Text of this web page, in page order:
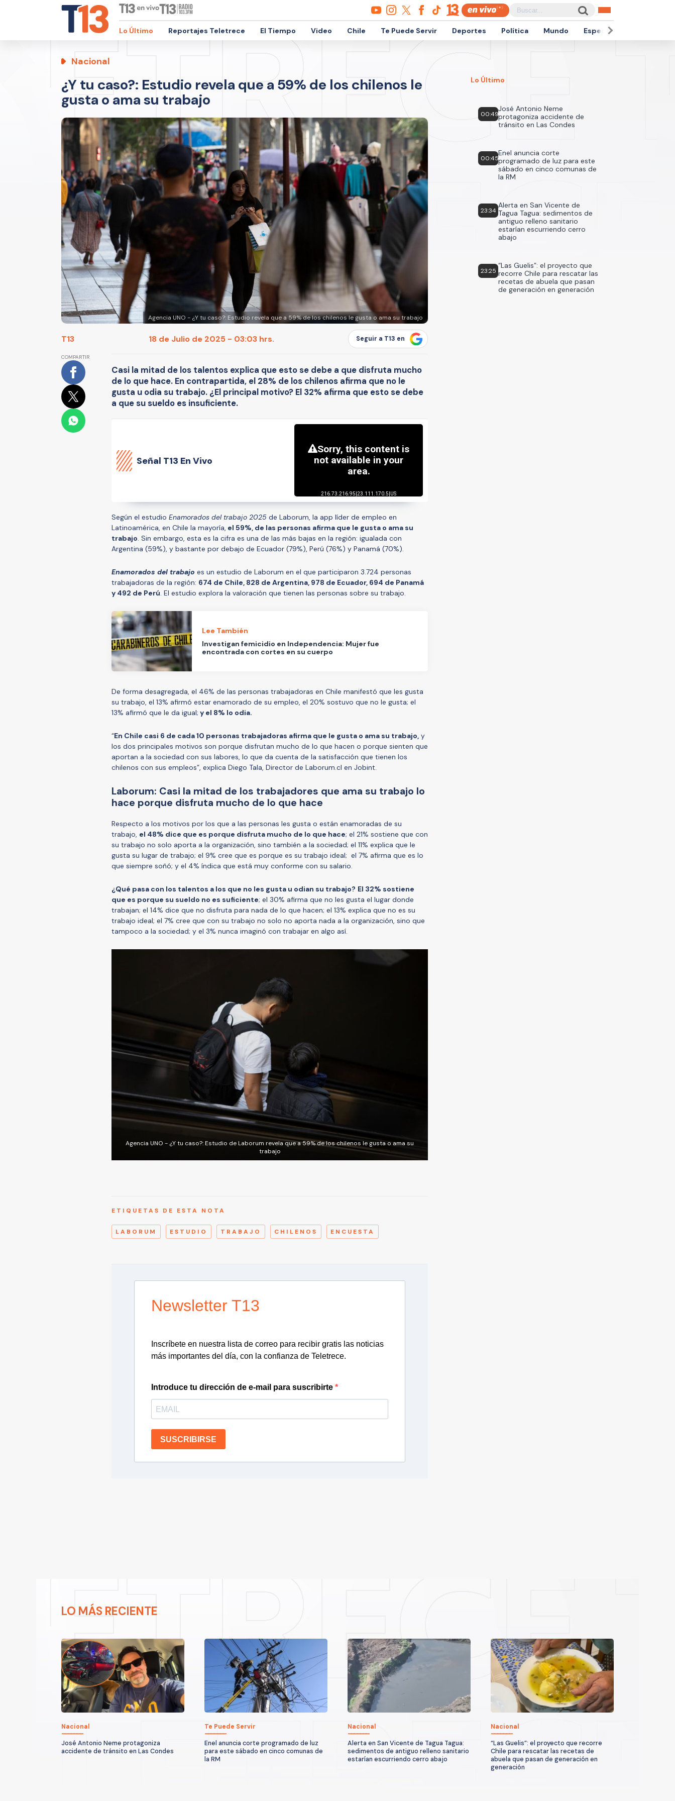
Lo Último Reportajes Teletrece El Tiempo Video Chile Te Puede Servir Deportes Política Mundo Espectáculos
Nacional
¿Y tu caso?: Estudio revela que a 59% de los chilenos le
gusta o ama su trabajo
Agencia UNO - ¿Y tu caso?: Estudio revela que a 59% de los chilenos le gusta o ama su trabajo
T13 18 de Julio de 2025 - 03:03 hrs. Seguir a T13 en
COMPARTIR
Casi la mitad de los talentos explica que esto se debe a que disfruta mucho
de lo que hace. En contrapartida, el 28% de los chilenos afirma que no le
gusta u odia su trabajo. ¿El principal motivo? El 32% afirma que esto se debe
a que su sueldo es insuficiente.
Señal T13 En Vivo
Según el estudio Enamorados del trabajo 2025 de Laborum, la app líder de empleo en
Latinoamérica, en Chile la mayoría, el 59%, de las personas afirma que le gusta o ama su
trabajo. Sin embargo, esta es la cifra es una de las más bajas en la región: igualada con
Argentina (59%), y bastante por debajo de Ecuador (79%), Perú (76%) y Panamá (70%).
Enamorados del trabajo es un estudio de Laborum en el que participaron 3.724 personas
trabajadoras de la región: 674 de Chile, 828 de Argentina, 978 de Ecuador, 694 de Panamá
y 492 de Perú. El estudio explora la valoración que tienen las personas sobre su trabajo.
Lee También
Investigan femicidio en Independencia: Mujer fue
encontrada con cortes en su cuerpo
De forma desagregada, el 46% de las personas trabajadoras en Chile manifestó que les gusta
su trabajo, el 13% afirmó estar enamorado de su empleo, el 20% sostuvo que no le gusta; el
13% afirmó que le da igual; y el 8% lo odia.
“En Chile casi 6 de cada 10 personas trabajadoras afirma que le gusta o ama su trabajo, y
los dos principales motivos son porque disfrutan mucho de lo que hacen o porque sienten que
aportan a la sociedad con sus labores, lo que da cuenta de la satisfacción que tienen los
chilenos con sus empleos”, explica Diego Tala, Director de Laborum.cl en Jobint.
Laborum: Casi la mitad de los trabajadores que ama su trabajo lo
hace porque disfruta mucho de lo que hace
Respecto a los motivos por los que a las personas les gusta o están enamoradas de su
trabajo, el 48% dice que es porque disfruta mucho de lo que hace; el 21% sostiene que con
su trabajo no solo aporta a la organización, sino también a la sociedad; el 11% explica que le
gusta su lugar de trabajo; el 9% cree que es porque es su trabajo ideal; el 7% afirma que es lo
que siempre soñó; y el 4% índica que está muy conforme con su salario.
¿Qué pasa con los talentos a los que no les gusta u odian su trabajo? El 32% sostiene
que es porque su sueldo no es suficiente; el 30% afirma que no les gusta el lugar donde
trabajan; el 14% dice que no disfruta para nada de lo que hacen; el 13% explica que no es su
trabajo ideal; el 7% cree que con su trabajo no solo no aporta nada a la organización, sino que
tampoco a la sociedad; y el 3% nunca imaginó con trabajar en algo así.
Agencia UNO - ¿Y tu caso?: Estudio de Laborum revela que a 59% de los chilenos le gusta o ama su
trabajo
ETIQUETAS DE ESTA NOTA
LABORUM ESTUDIO TRABAJO CHILENOS ENCUESTA
Newsletter T13
Inscríbete en nuestra lista de correo para recibir gratis las noticias
más importantes del día, con la confianza de Teletrece.
Introduce tu dirección de e-mail para suscribirte
SUSCRIBIRSE
Lo Último
00:49
José Antonio Neme
protagoniza accidente de
tránsito en Las Condes
00:45
Enel anuncia corte
programado de luz para este
sábado en cinco comunas de
la RM
23:34
Alerta en San Vicente de
Tagua Tagua: sedimentos de
antiguo relleno sanitario
estarían escurriendo cerro
abajo
23:25
“Las Guelis”: el proyecto que
recorre Chile para rescatar las
recetas de abuela que pasan
de generación en generación
LO MÁS RECIENTE
Nacional
José Antonio Neme protagoniza
accidente de tránsito en Las Condes
Te Puede Servir
Enel anuncia corte programado de luz
para este sábado en cinco comunas de
la RM
Nacional
Alerta en San Vicente de Tagua Tagua:
sedimentos de antiguo relleno sanitario
estarían escurriendo cerro abajo
Nacional
“Las Guelis”: el proyecto que recorre
Chile para rescatar las recetas de
abuela que pasan de generación en
generación